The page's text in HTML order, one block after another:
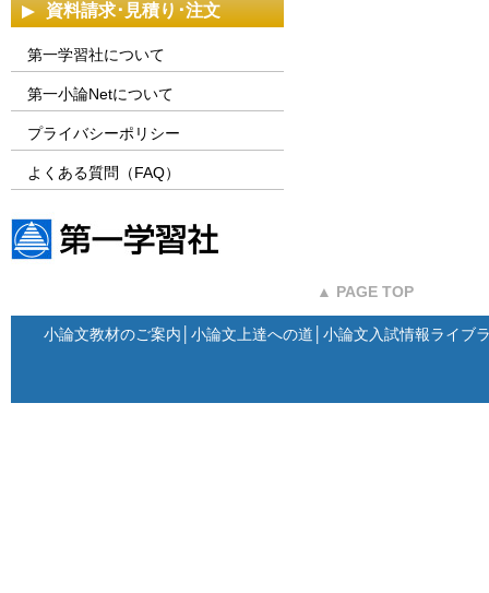
資料請求･見積り･注文
第一学習社について
第一小論Netについて
プライバシーポリシー
よくある質問（FAQ）
▲ PAGE TOP
小論文教材のご案内 小論文上達への道 小論文入試情報ライブ